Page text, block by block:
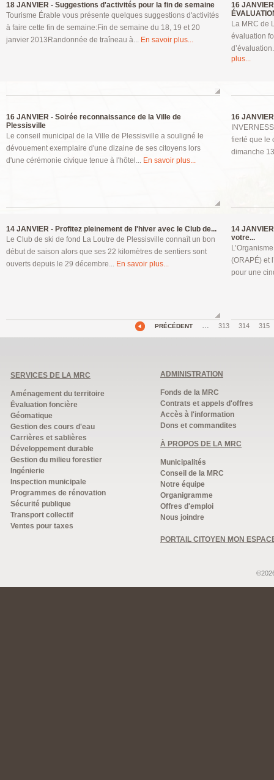
18 JANVIER - Suggestions d'activités pour la fin de semaine
Tourisme Érable vous présente quelques suggestions d'activités
à faire cette fin de semaine:Fin de semaine du 18, 19 et 20
janvier 2013Randonnée de traîneau à... En savoir plus...
16
La MRC de
évaluation
plus...
16 JANVIER - Soirée reconnaissance de la Ville de
Plessisville
Le conseil municipal de la Ville de Plessisville a souligné le
dévouement exemplaire d'une dizaine de ses citoyens lors
d'une cérémonie civique tenue à l'hôtel... En savoir plus...
16
fierté que le
dimanche
14 JANVIER - Profitez pleinement de l'hiver avec le Club de...
Le Club de ski de fond La Loutre de Plessisville connaît un bon
début de saison alors que ses 22 kilomètres de sentiers sont
ouverts depuis le 29 décembre... En savoir plus...
14
votre...
(ORAPÉ) et
pour une
PRÉCÉDENT … 313 314 315
SERVICES DE LA MRC
Aménagement du territoire
Évaluation foncière
Géomatique
Gestion des cours d'eau
Carrières et sablières
Développement durable
Gestion du milieu forestier
Ingénierie
Inspection municipale
Programmes de rénovation
Sécurité publique
Transport collectif
Ventes pour taxes
ADMINISTRATION
Fonds de la MRC
Contrats et appels d'offres
Accès à l'information
Dons et commandites
À PROPOS DE LA MRC
Municipalités
Conseil de la MRC
Notre équipe
Organigramme
Offres d'emploi
Nous joindre
PORTAIL CITOYEN MON